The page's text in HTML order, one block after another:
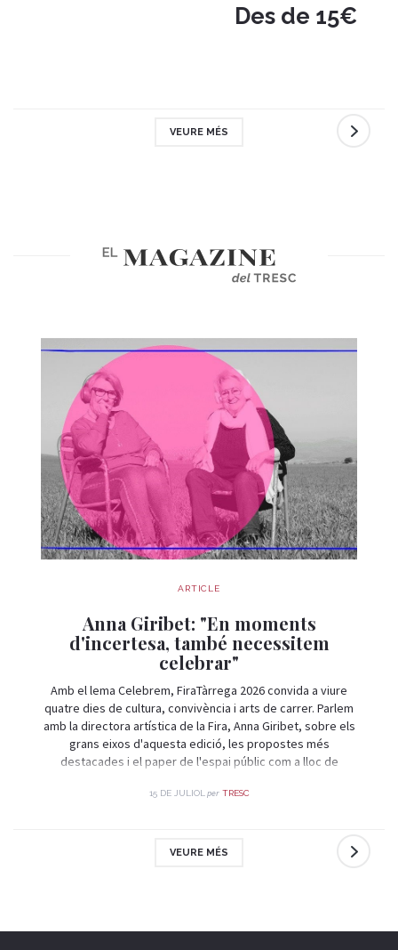
Des de 15€
VEURE MÉS
ARTICLE
Anna Giribet: "En moments
d'incertesa, també necessitem
celebrar"
Amb el lema Celebrem, FiraTàrrega 2026 convida a viure
quatre dies de cultura, convivència i arts de carrer. Parlem
amb la directora artística de la Fira, Anna Giribet, sobre els
grans eixos d'aquesta edició, les propostes més
destacades i el paper de l'espai públic com a lloc de
15 DE JULIOL per TRESC
VEURE MÉS